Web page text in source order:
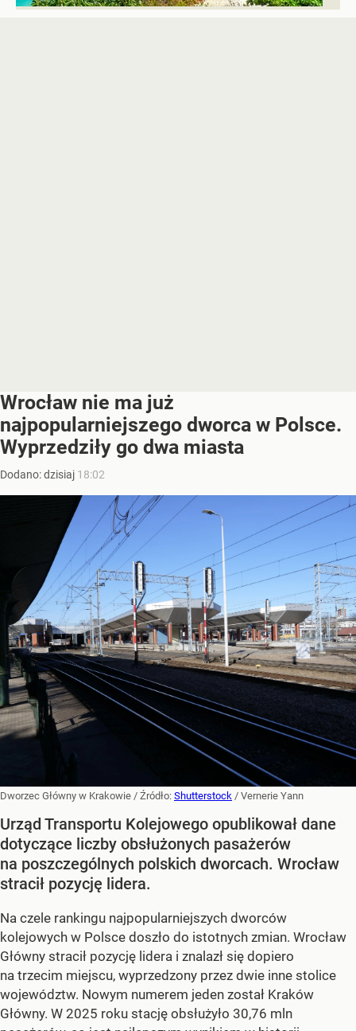
Wrocław nie ma już
najpopularniejszego dworca w Polsce.
Wyprzedziły go dwa miasta
Dodano:dzisiaj 18:02
Dworzec Główny w Krakowie / Źródło: Shutterstock / Vernerie Yann
Urząd Transportu Kolejowego opublikował dane
dotyczące liczby obsłużonych pasażerów
na poszczególnych polskich dworcach. Wrocław
stracił pozycję lidera.
Na czele rankingu najpopularniejszych dworców
kolejowych w Polsce doszło do istotnych zmian. Wrocław
Główny stracił pozycję lidera i znalazł się dopiero
na trzecim miejscu, wyprzedzony przez dwie inne stolice
województw. Nowym numerem jeden został Kraków
Główny. W 2025 roku stację obsłużyło 30,76 mln